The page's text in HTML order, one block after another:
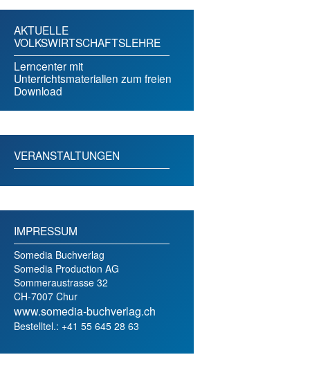
AKTUELLE
VOLKSWIRTSCHAFTSLEHRE
Lerncenter mit
Unterrichtsmaterialien zum freien
Download
VERANSTALTUNGEN
IMPRESSUM
Somedia Buchverlag
Somedia Production AG
Sommeraustrasse 32
CH-7007 Chur
www.somedia-buchverlag.ch
Bestelltel.: +41 55 645 28 63